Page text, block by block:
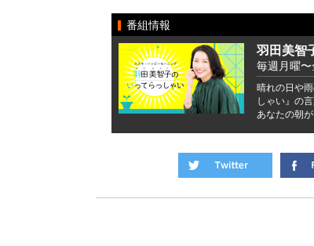
番組情報
羽田美智
毎週月曜
晴れの日や
しゃい』の
あなたの朝